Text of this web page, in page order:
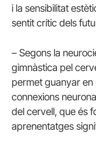
i la sensibilitat
sentit crític dels
– Segons la
gimnàstica pel
permet guanyar en
connexions
del cervell, que és
aprenentatges